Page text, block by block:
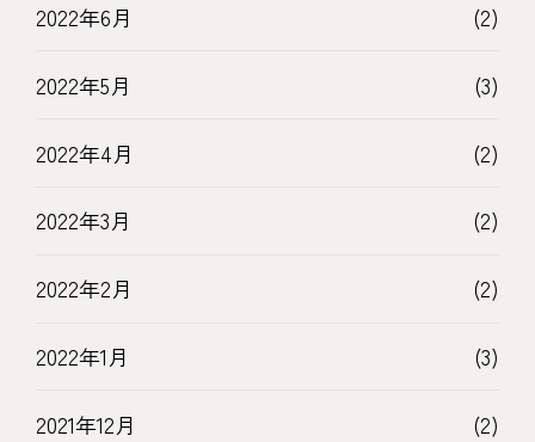
2022年6月 (2)
2022年5月 (3)
2022年4月 (2)
2022年3月 (2)
2022年2月 (2)
2022年1月 (3)
2021年12月 (2)